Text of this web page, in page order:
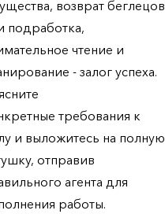
возврат беглецов
подработка,
чтение и
- залог успеха.
требования к
и выложитесь на полную
отправив
агента для
работы.